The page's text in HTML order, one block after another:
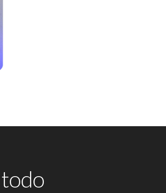
todo